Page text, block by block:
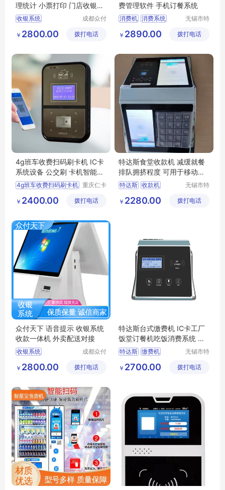
理统计 小票打印 门店收银系
统
收银系统
收银机系统
店铺收银系统
成都众付
有限公司
￥ 2800.00 拨打电话
费管理软件 手机订餐系统
消费机 消费系统
手机订餐系统
无锡市特
科技有限
￥ 2890.00 拨打电话
4g班车收费扫码刷卡机 IC卡
系统设备 公交刷 卡机智能通
信终端
4g班车收费扫码刷卡机
公交刷卡机智能通信终端
重庆仁卡
公司
￥ 2400.00 拨打电话
特达斯食堂收款机 减缓就餐
排队拥挤程度 可用于移动支
付系统
特达斯 收款机
消费系统
无锡市特
科技有限
￥ 2280.00 拨打电话
众付天下 语音提示 收银系统
收款一体机 外卖配送对接
收银系统
收银管理系统
收银机系统
成都众付
有限公司
￥ 2800.00 拨打电话
特达斯台式缴费机 IC卡工厂
饭堂订餐机吃饭消费系统 支
持HID卡
特达斯 缴费机
消费系统
无锡市特
科技有限
￥ 2700.00 拨打电话